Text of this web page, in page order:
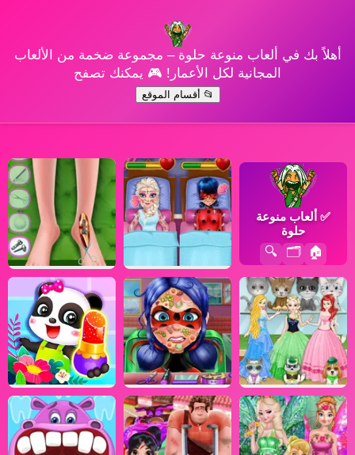
أهلاً بك في ألعاب منوعة حلوة – مجموعة ضخمة من الألعاب
المجانية لكل الأعمار! 🎮 يمكنك تصفح
📂 أقسام الموقع
✅ ألعاب منوعة
حلوة
🏠
🗂️
🔍